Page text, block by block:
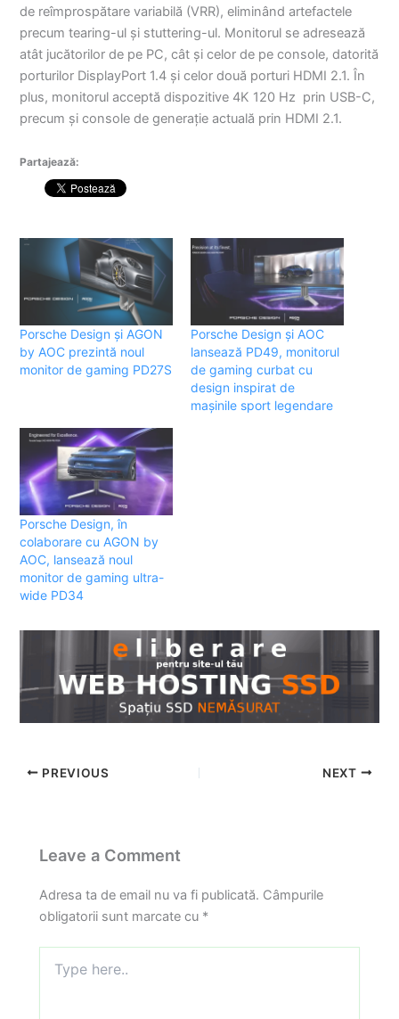
de reîmprospătare variabilă (VRR), eliminând artefactele
precum tearing-ul și stuttering-ul. Monitorul se adresează
atât jucătorilor de pe PC, cât și celor de pe console, datorită
porturilor DisplayPort 1.4 și celor două porturi HDMI 2.1. În
plus, monitorul acceptă dispozitive 4K 120 Hz prin USB-C,
precum și console de generație actuală prin HDMI 2.1.
Partajează:
Porsche Design și AGON
by AOC prezintă noul
monitor de gaming PD27S
Porsche Design și AOC
lansează PD49, monitorul
de gaming curbat cu
design inspirat de
mașinile sport legendare
Porsche Design, în
colaborare cu AGON by
AOC, lansează noul
monitor de gaming ultra-
wide PD34
PREVIOUS NEXT
Leave a Comment
Adresa ta de email nu va fi publicată. Câmpurile
obligatorii sunt marcate cu *
here..